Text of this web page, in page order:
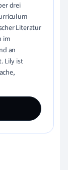
drei
Literatur
im
an
Lily ist